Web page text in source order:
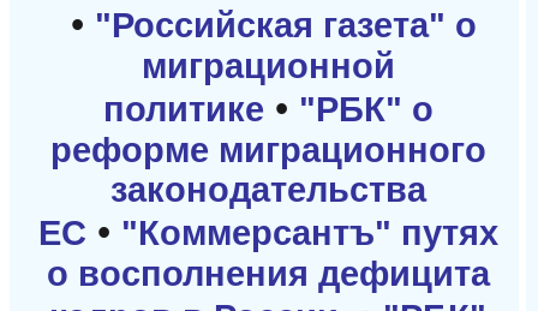
• "Российская газета" о
миграционной
политике • "РБК" о
реформе миграционного
законодательства
ЕС • "Коммерсантъ" путях
о восполнения дефицита